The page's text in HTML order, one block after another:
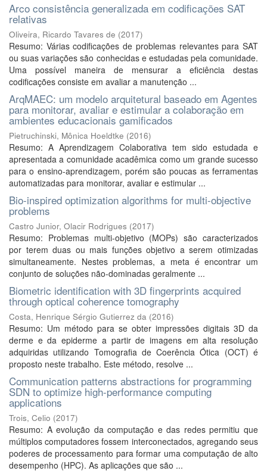
Arco consistência generalizada em codificações SAT
relativas
Oliveira, Ricardo Tavares de (2017)
Resumo: Várias codificações de problemas relevantes para SAT
ou suas variações são conhecidas e estudadas pela comunidade.
Uma possível maneira de mensurar a eficiência destas
codificações consiste em avaliar a manutenção ...
ArqMAEC: um modelo arquitetural baseado em Agentes
para monitorar, avaliar e estimular a colaboração em
ambientes educacionais gamificados
Pietruchinski, Mônica Hoeldtke (2016)
Resumo: A Aprendizagem Colaborativa tem sido estudada e
apresentada a comunidade acadêmica como um grande sucesso
para o ensino-aprendizagem, porém são poucas as ferramentas
automatizadas para monitorar, avaliar e estimular ...
Bio-inspired optimization algorithms for multi-objective
problems
Castro Junior, Olacir Rodrigues (2017)
Resumo: Problemas multi-objetivo (MOPs) são caracterizados
por terem duas ou mais funções objetivo a serem otimizadas
simultaneamente. Nestes problemas, a meta é encontrar um
conjunto de soluções não-dominadas geralmente ...
Biometric identification with 3D fingerprints acquired
through optical coherence tomography
Costa, Henrique Sérgio Gutierrez da (2016)
Resumo: Um método para se obter impressões digitais 3D da
derme e da epiderme a partir de imagens em alta resolução
adquiridas utilizando Tomografia de Coerência Ótica (OCT) é
proposto neste trabalho. Este método, resolve ...
Communication patterns abstractions for programming
SDN to optimize high-performance computing
applications
Trois, Celio (2017)
Resumo: A evolução da computação e das redes permitiu que
múltiplos computadores fossem interconectados, agregando seus
poderes de processamento para formar uma computação de alto
desempenho (HPC). As aplicações que são ...